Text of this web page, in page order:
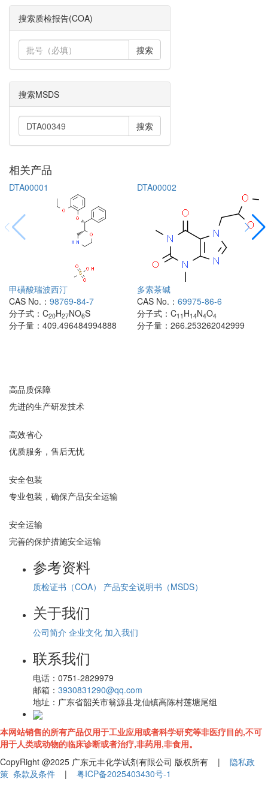
搜索质检报告(COA)
搜索
搜索MSDS
搜索
相关产品
DTA00001
甲磺酸瑞波西汀
CAS No.： 98769-84-7
分子式： C20H27NO6S
分子量： 409.496484994888
DTA00002
多索茶碱
CAS No.： 69975-86-6
分子式： C11 H14N4O4
分子量： 266.253262042999
高品质保障
先进的生产研发技术
高效省心
优质服务，售后无忧
安全包装
专业包装，确保产品安全运输
安全运输
完善的保护措施安全运输
参考资料
质检证书（COA） 产品安全说明书（MSDS）
关于我们
公司简介 企业文化 加入我们
联系我们
电话： 0751-2829979
邮箱： 3930831290@qq.com
地址： 广东省韶关市翁源县龙仙镇高陈村莲塘尾组
本网站销售的所有产品仅用于工业应用或者科学研究等非医疗目的,不可
用于人类或动物的临床诊断或者治疗,非药用,非食用。
CopyRight @2025 广东元丰化学试剂有限公司 版权所有 | 隐私政
策 条款及条件 | 粤ICP备2025403430号-1